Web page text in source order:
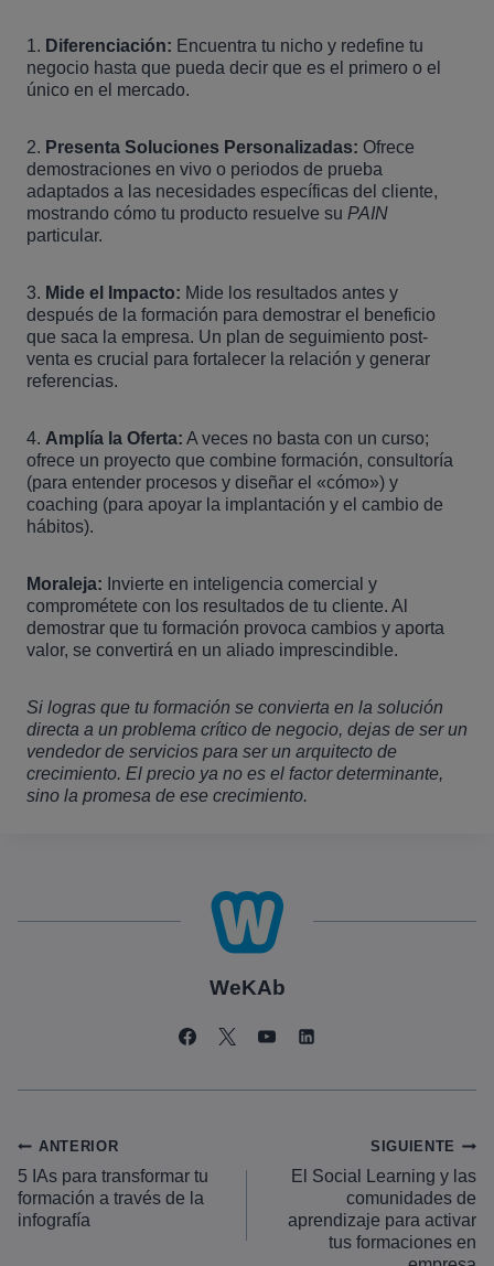
1. Diferenciación: Encuentra tu nicho y redefine tu
negocio hasta que pueda decir que es el primero o el
único en el mercado.
2. Presenta Soluciones Personalizadas: Ofrece
demostraciones en vivo o periodos de prueba
adaptados a las necesidades específicas del cliente,
mostrando cómo tu producto resuelve su PAIN
particular.
3. Mide el Impacto: Mide los resultados antes y
después de la formación para demostrar el beneficio
que saca la empresa. Un plan de seguimiento post-
venta es crucial para fortalecer la relación y generar
referencias.
4. Amplía la Oferta: A veces no basta con un curso;
ofrece un proyecto que combine formación, consultoría
(para entender procesos y diseñar el «cómo») y
coaching (para apoyar la implantación y el cambio de
hábitos).
Moraleja: Invierte en inteligencia comercial y
comprométete con los resultados de tu cliente. Al
demostrar que tu formación provoca cambios y aporta
valor, se convertirá en un aliado imprescindible.
Si logras que tu formación se convierta en la solución
directa a un problema crítico de negocio, dejas de ser un
vendedor de servicios para ser un arquitecto de
crecimiento. El precio ya no es el factor determinante,
sino la promesa de ese crecimiento.
WeKAb
Navegación
de
entradas
ANTERIOR
5 IAs para transformar tu
formación a través de la
infografía
SIGUIENTE
El Social Learning y las
comunidades de
aprendizaje para activar
tus formaciones en